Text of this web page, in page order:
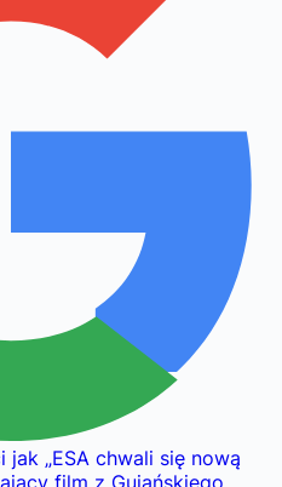
jak „ESA chwali się nową